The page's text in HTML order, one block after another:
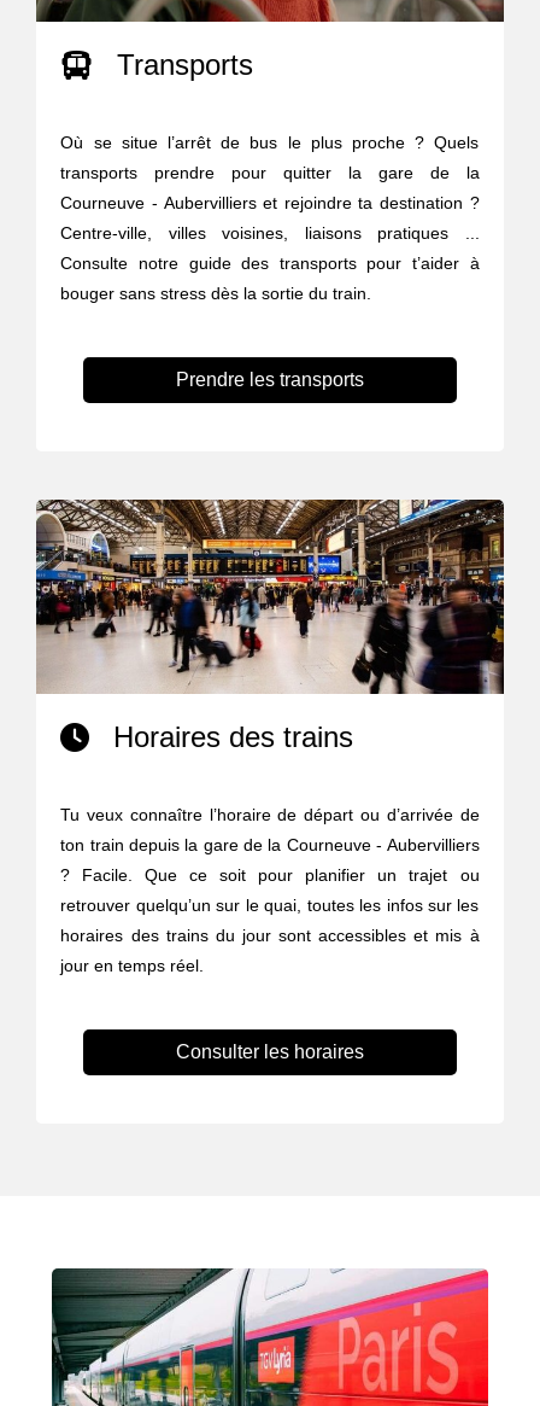
Transports
Où se situe l’arrêt de bus le plus proche ? Quels
transports prendre pour quitter la gare de la
Courneuve - Aubervilliers et rejoindre ta destination ?
Centre-ville, villes voisines, liaisons pratiques ...
Consulte notre guide des transports pour t’aider à
bouger sans stress dès la sortie du train.
Prendre les transports
Horaires des trains
Tu veux connaître l’horaire de départ ou d’arrivée de
ton train depuis la gare de la Courneuve - Aubervilliers
? Facile. Que ce soit pour planifier un trajet ou
retrouver quelqu’un sur le quai, toutes les infos sur les
horaires des trains du jour sont accessibles et mis à
jour en temps réel.
Consulter les horaires